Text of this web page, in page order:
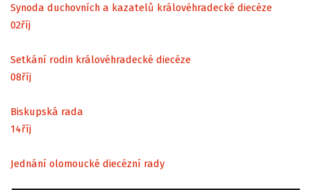
Synoda duchovních a kazatelů královéhradecké diecéze
02říj
Setkání rodin královéhradecké diecéze
08říj
Biskupská rada
14říj
Jednání olomoucké diecézní rady